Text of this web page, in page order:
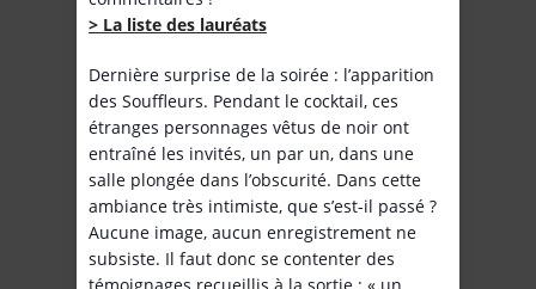
> La liste des lauréats
Dernière surprise de la soirée : l’apparition
des Souffleurs. Pendant le cocktail, ces
étranges personnages vêtus de noir ont
entraîné les invités, un par un, dans une
salle plongée dans l’obscurité. Dans cette
ambiance très intimiste, que s’est-il passé ?
Aucune image, aucun enregistrement ne
subsiste. Il faut donc se contenter des